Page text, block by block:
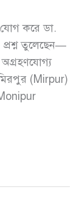
যোগ করে ডা.
তুলেছেন—
(Mirpur)